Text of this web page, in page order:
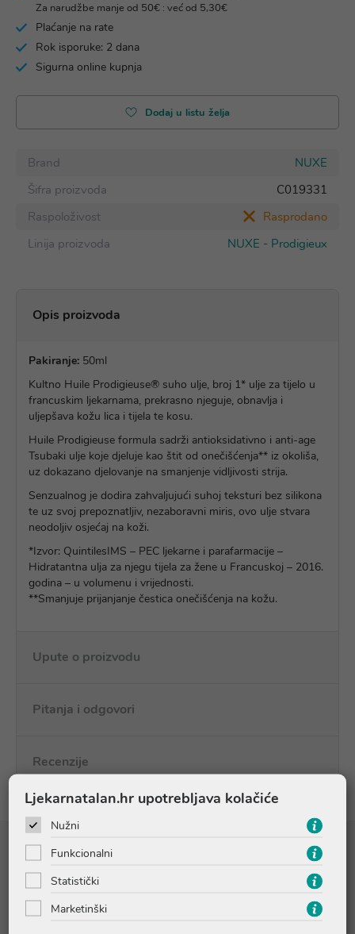
Za narudžbe manje od 50€ : već od 5,30€
Plaćanje na rate
Rok isporuke: 2 dana
Sigurna online kupnja
Dodaj u listu želja
Brand
NUXE
Šifra proizvoda
C019331
Raspoloživost
Rasprodano
Linija proizvoda
NUXE - Prodigieux
Opis proizvoda
Pakiranje: 50ml
Kultno Huile Prodigieuse® suho ulje, broj 1* ulje za tijelo u
francuskim ljekarnama, prekrasno njeguje, obnavlja i
uljepšava kožu lica i tijela te kosu.
Huile Prodigieuse formula sadrži antioksidativno i anti-age
Tsubaki ulje koje djeluje kao štit od onečišćenja** iz okoliša,
uz dokazano djelovanje na smanjenje vidljivosti strija.
Senzualnog je dodira zahvaljujući suhoj teksturi bez silikona
te uz svoj prepoznatljiv, nezaboravni miris, ovo ulje stvara
neodoljiv osjećaj na koži.
*Izvor: QuintilesIMS – PEC ljekarne i parafarmacije –
Hidratantna ulja za njegu tijela za žene u Francuskoj – 2016.
godina – u volumenu i vrijednosti.
**Smanjuje prijanjanje čestica onečišćenja na kožu.
Upute o proizvodu
Pitanja i odgovori
Recenzije
Ljekarnatalan.hr upotrebljava kolačiće
Nužni
Funkcionalni
Statistički
Marketinški